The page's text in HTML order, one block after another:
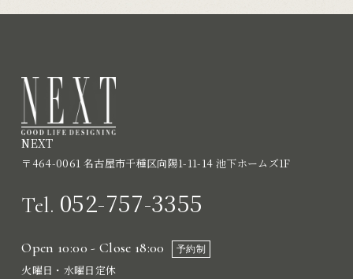
NEXT
〒464-0061 名古屋市千種区向陽1-11-14 池下ホームズ1F
Tel. 052-757-3355
Open 10:00 - Close 18:00 予約制
火曜日・水曜日定休